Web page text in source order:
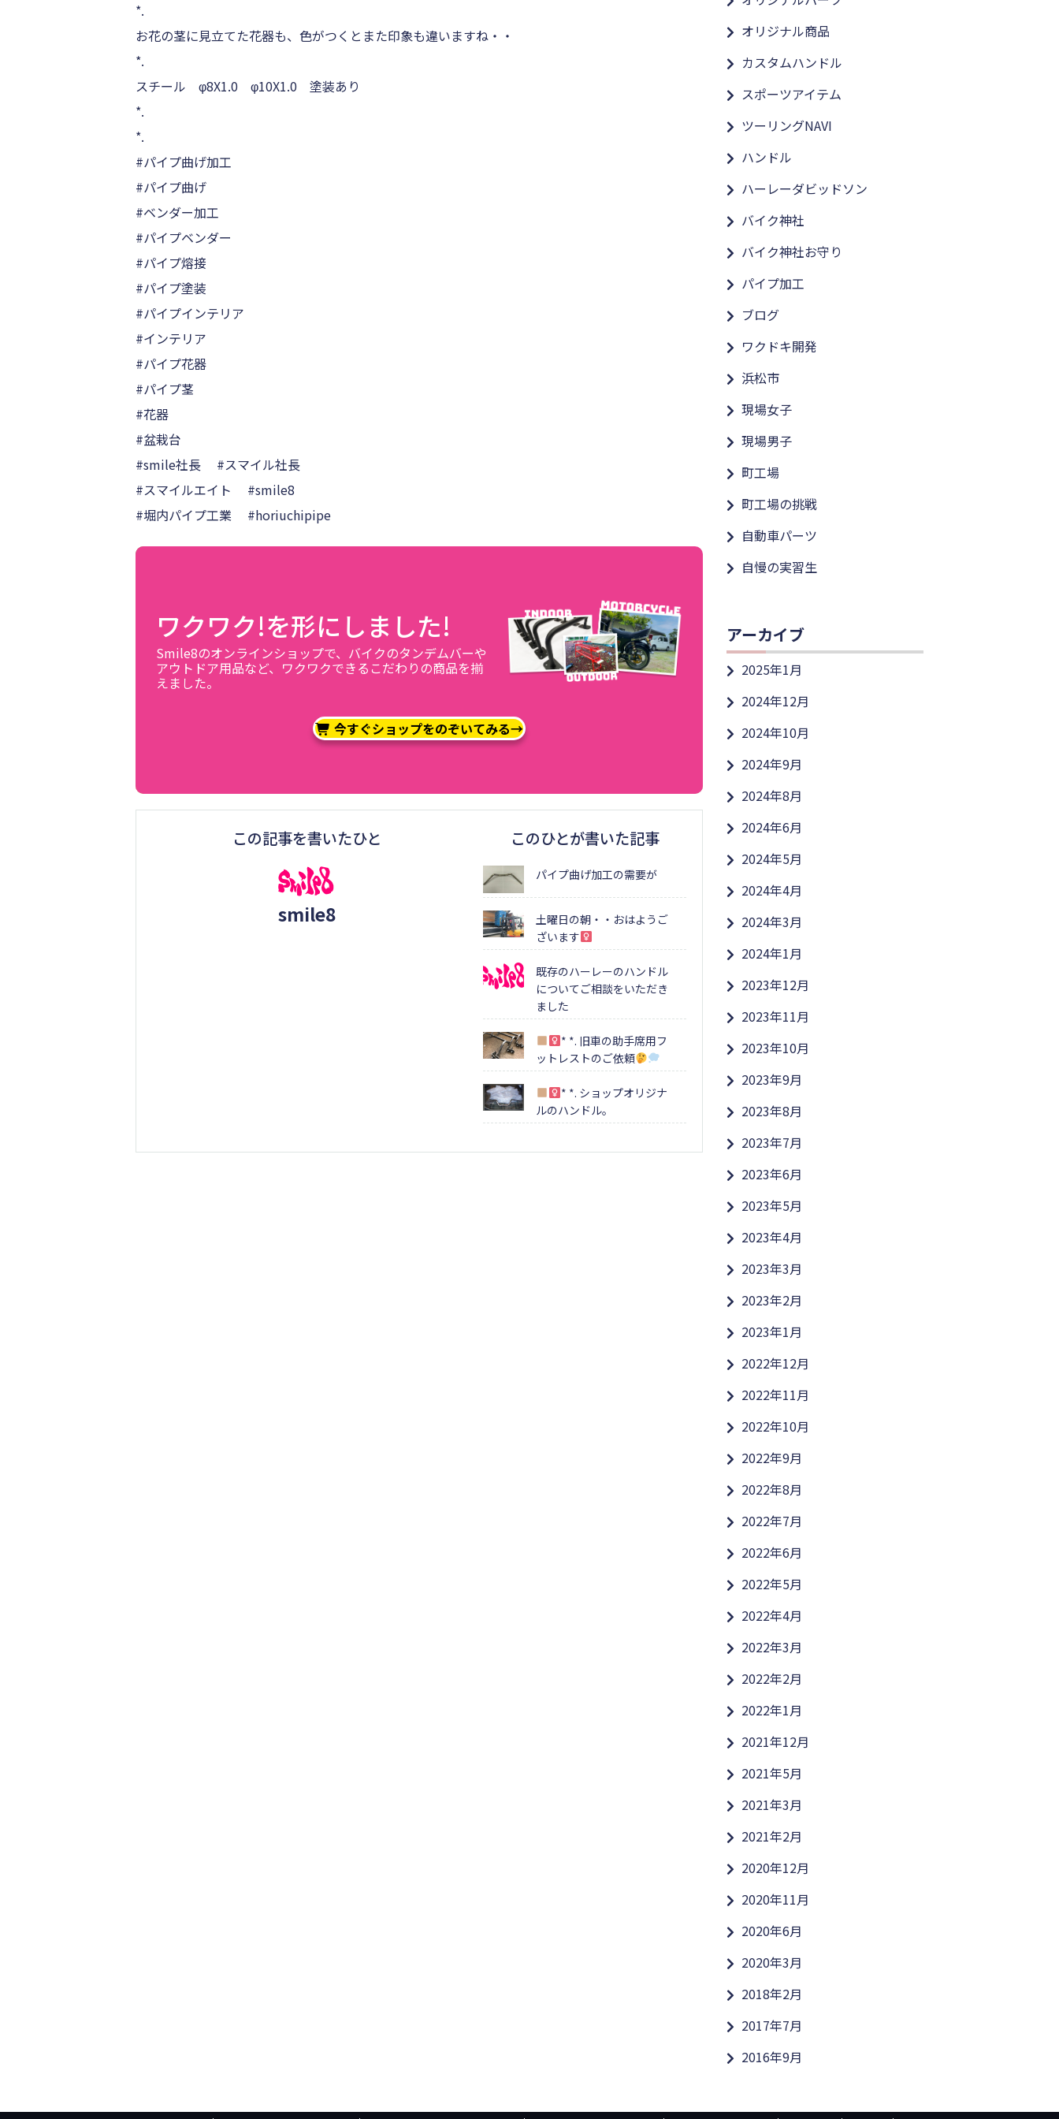
*.
お花の茎に見立てた花器も、色がつくとまた印象も違いますね・・
*.
スチール φ8X1.0 φ10X1.0 塗装あり
*.
*.
#パイプ曲げ加工
#パイプ曲げ
#ベンダー加工
#パイプベンダー
#パイプ熔接
#パイプ塗装
#パイプインテリア
#インテリア
#パイプ花器
#パイプ茎
#花器
#盆栽台
#smile社長 #スマイル社長
#スマイルエイト #smile8
#堀内パイプ工業 #horiuchipipe
ワクワク!を形にしました!
Smile8のオンラインショップで、バイクのタンデムバーや
アウトドア用品など、ワクワクできるこだわりの商品を揃
えました。
今すぐショップをのぞいてみる→
この記事を書いたひと
smile8
このひとが書いた記事
パイプ曲げ加工の需要が
土曜日の朝・・おはようご
ざいます‍
既存のハーレーのハンドル
についてご相談をいただき
ました
* *. 旧車の助手席用フ
ットレストのご依頼
* *. ショップオリジナ
ルのハンドル。
オリジナル商品
カスタムハンドル
スポーツアイテム
ツーリングNAVI
ハンドル
ハーレーダビッドソン
バイク神社
バイク神社お守り
パイプ加工
ブログ
ワクドキ開発
浜松市
現場女子
現場男子
町工場
町工場の挑戦
自動車パーツ
自慢の実習生
アーカイブ
2025年1月
2024年12月
2024年10月
2024年9月
2024年8月
2024年6月
2024年5月
2024年4月
2024年3月
2024年1月
2023年12月
2023年11月
2023年10月
2023年9月
2023年8月
2023年7月
2023年6月
2023年5月
2023年4月
2023年3月
2023年2月
2023年1月
2022年12月
2022年11月
2022年10月
2022年9月
2022年8月
2022年7月
2022年6月
2022年5月
2022年4月
2022年3月
2022年2月
2022年1月
2021年12月
2021年5月
2021年3月
2021年2月
2020年12月
2020年11月
2020年6月
2020年3月
2018年2月
2017年7月
2016年9月